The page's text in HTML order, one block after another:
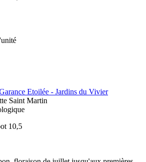
Etoilée - Jardins du Vivier
Saint Martin